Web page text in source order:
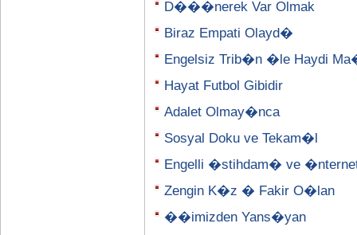
D���nerek Var Olmak
Biraz Empati Olayd�
Engelsiz Trib�n �le Haydi
Hayat Futbol Gibidir
Adalet Olmay�nca
Sosyal Doku ve Tekam�l
Engelli �stihdam� ve
Zengin K�z � Fakir O�lan
��imizden Yans�yan